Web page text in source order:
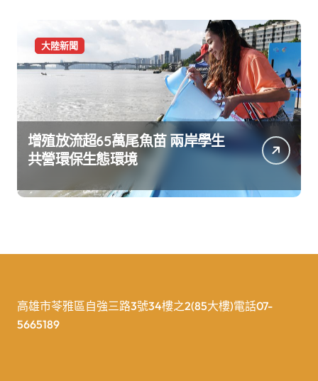
大陸新聞
增殖放流超65萬尾魚苗 兩岸學生
共營環保生態環境
高雄市苓雅區自強三路3號34樓之2(85大樓)電話07-
5665189